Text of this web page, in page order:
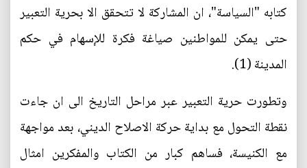
كتابه "السياسة"، ان المشاركة لا تتحقق الا بحرية التعبير
حتى يمكن للمواطنين صياغة فكرة للإسهام في حكم
المدينة (1).
وتطورت حرية التعبير عبر مراحل التاريخ الى ان جاءت
نقطة التحول مع بداية حركة الاصلاح الديني، بعد مواجهة
مع الكنيسة، فساهم كبار من الكتاب والمفكرين امثال